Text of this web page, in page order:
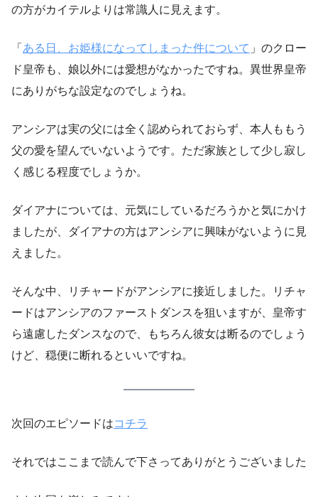
の方がカイテルよりは常識人に見えます。
「 ある日、お姫様になってしまった件について 」のクロー
ド皇帝も、娘以外には愛想がなかったですね。異世界皇帝
にありがちな設定なのでしょうね。
アンシアは実の父には全く認められておらず、本人ももう
父の愛を望んでいないようです。ただ家族として少し寂し
く感じる程度でしょうか。
ダイアナについては、元気にしているだろうかと気にかけ
ましたが、ダイアナの方はアンシアに興味がないように見
えました。
そんな中、リチャードがアンシアに接近しました。リチャ
ードはアンシアのファーストダンスを狙いますが、皇帝す
ら遠慮したダンスなので、もちろん彼女は断るのでしょう
けど、穏便に断れるといいですね。
次回のエピソードはコチラ
それではここまで読んで下さってありがとうございました